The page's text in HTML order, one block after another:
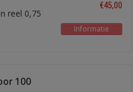
reel 0,75
€45,00
Informatie
100